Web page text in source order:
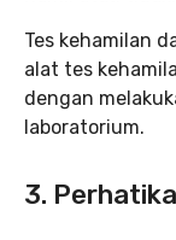
Tes kehamilan
alat tes
dengan
laboratorium.
3.